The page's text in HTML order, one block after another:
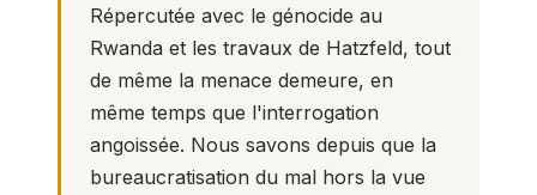
Répercutée avec le génocide au
Rwanda et les travaux de Hatzfeld, tout
de même la menace demeure, en
même temps que l'interrogation
angoissée. Nous savons depuis que la
bureaucratisation du mal hors la vue